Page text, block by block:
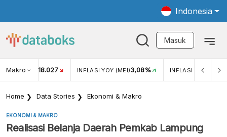
Indonesia
Masuk
Makro
USD/IDR 18.027 INFLASI YOY (MEI)3,08% INFLASI MOM (MEI)
Home Data Stories Ekonomi & Makro
EKONOMI & MAKRO
Realisasi Belanja Daerah Pemkab Lampung